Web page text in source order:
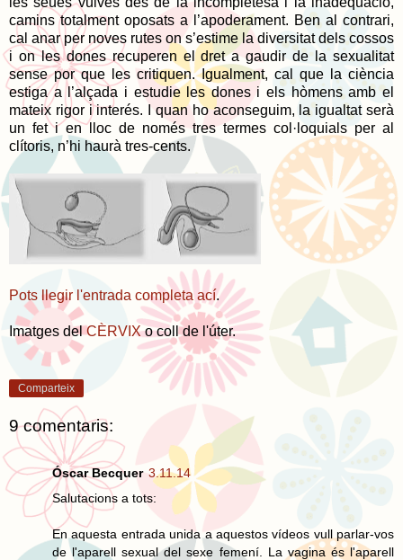
camins totalment oposats a l’apoderament. Ben al contrari,
cal anar per noves rutes on s’estime la diversitat dels cossos
i on les dones recuperen el dret a gaudir de la sexualitat
sense por que les critiquen. Igualment, cal que la ciència
estiga a l’alçada i estudie les dones i els hòmens amb el
mateix rigor i interés. I quan ho aconseguim, la igualtat serà
un fet i en lloc de només tres termes col·loquials per al
clítoris, n’hi haurà tres-cents.
Pots llegir l'entrada completa ací.
Imatges delCÈRVIXo coll de l'úter.
Comparteix
9 comentaris:
Óscar Becquer 3.11.14
Salutacions a tots:
En aquesta entrada unida a aquestos vídeos vull parlar-vos
de l'aparell sexual del sexe femení. La vagina és l'aparell